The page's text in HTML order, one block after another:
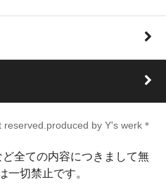
by Y's werk＊
全ての内容につきまして無
一切禁止です。